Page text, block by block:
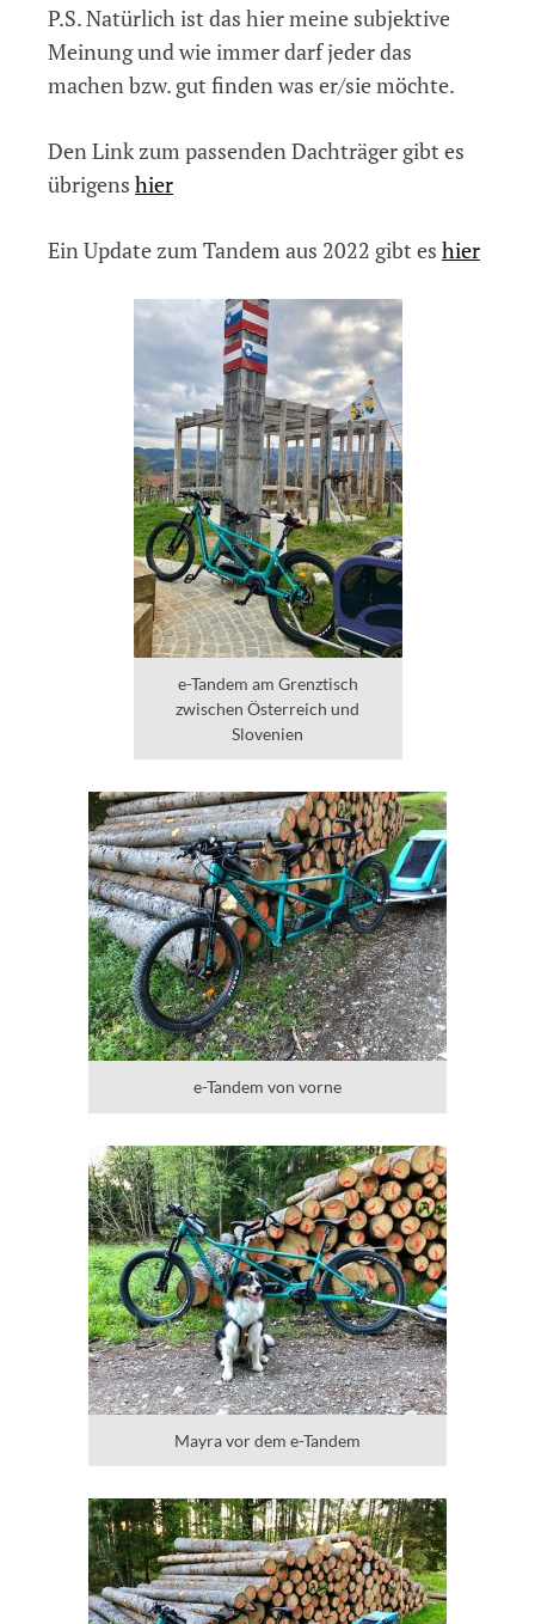
P.S. Natürlich ist das hier meine subjektive
Meinung und wie immer darf jeder das
machen bzw. gut finden was er/sie möchte.
Den Link zum passenden Dachträger gibt es
übrigens hier
Ein Update zum Tandem aus 2022 gibt es hier
e-Tandem am Grenztisch
zwischen Österreich und
Slovenien
e-Tandem von vorne
Mayra vor dem e-Tandem